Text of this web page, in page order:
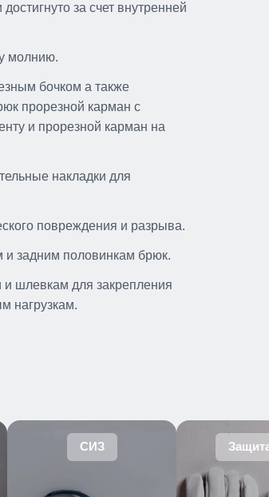
за счет внутренней
молнию.
бочком а также
прорезной карман с
и прорезной карман на
накладки для
повреждения и разрыва.
задним половинкам брюк.
шлевкам для закрепления
нагрузкам.
СИЗ